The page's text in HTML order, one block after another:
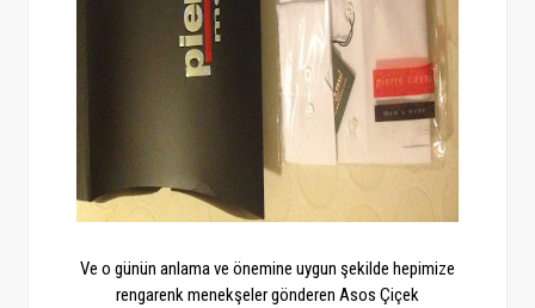
Ve o günün anlama ve önemine uygun şekilde hepimize
rengarenk menekşeler gönderen Asos Çiçek